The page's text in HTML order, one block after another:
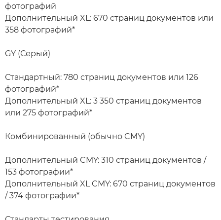
фотографий
Дополнительный XL: 670 страниц документов или
358 фотографий*
GY (Серый)
Стандартный: 780 страниц документов или 126
фотографий*
Дополнительный XL: 3 350 страниц документов
или 275 фотографий*
Комбинированный (обычно CMY)
Дополнительный CMY: 310 страниц документов /
153 фотографии*
Дополнительный XL CMY: 670 страниц документов
/ 374 фотографии*